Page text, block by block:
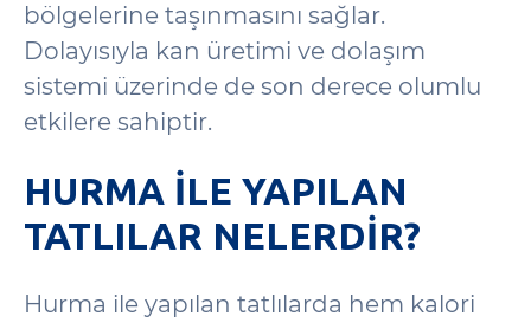
bölgelerine taşınmasını sağlar.
Dolayısıyla kan üretimi ve dolaşım
sistemi üzerinde de son derece olumlu
etkilere sahiptir.
HURMA ILE YAPILAN
TATLILAR NELERDIR?
Hurma ile yapılan tatlılarda hem kalori